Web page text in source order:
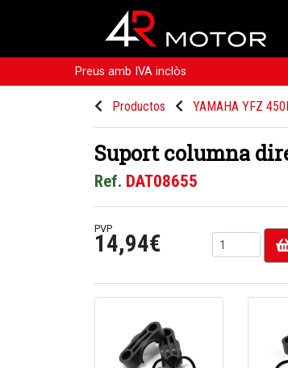
Preus amb IVA inclòs
Productos YAMAHA YFZ
Suport columna
Ref. DAT08655
PVP
14,94€